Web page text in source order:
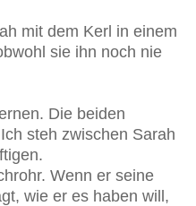
mit dem Kerl in einem
sie ihn noch nie
Die beiden
steh zwischen Sarah
Wenn er seine
wie er es haben will,